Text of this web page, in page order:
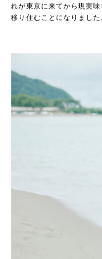
れが東京に来てから現実
移り住むことになりました